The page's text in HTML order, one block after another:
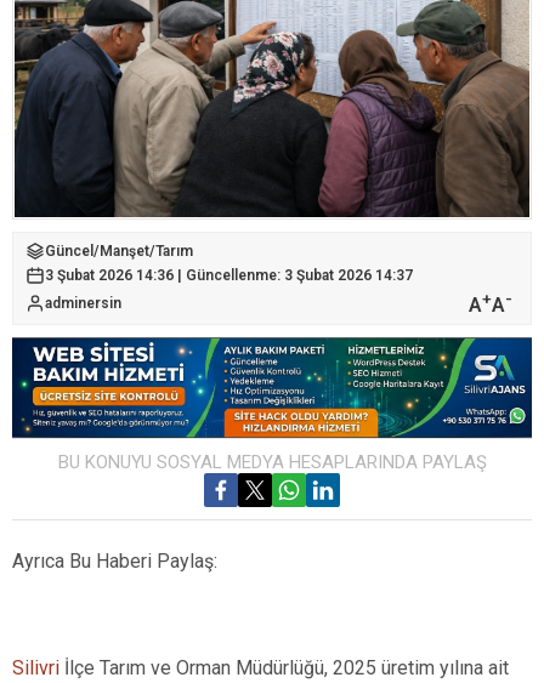
Güncel /Manşet/Tarım
3 Şubat 2026 14:36 | Güncellenme: 3 Şubat 2026 14:37
adminersin
A+A-
BU KONUYU SOSYAL MEDYA HESAPLARINDA PAYLAŞ
Ayrıca Bu Haberi Paylaş:
Silivri İlçe Tarım ve Orman Müdürlüğü, 2025 üretim yılına ait